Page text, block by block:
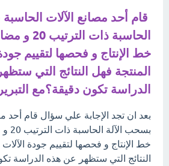
قام أحد مصانع الآلات
خط الإنتاج و فحصها لتقييم
المنتجة فهل النتائج التي
الدراسة تكون دقيقة؟مع التبرير
بعد ان تجد الإجابة علي سؤال قام أحد
خط الإنتاج و فحصها لتقييم جودة
النتائج التي ستظهر عن هذه الدراسة